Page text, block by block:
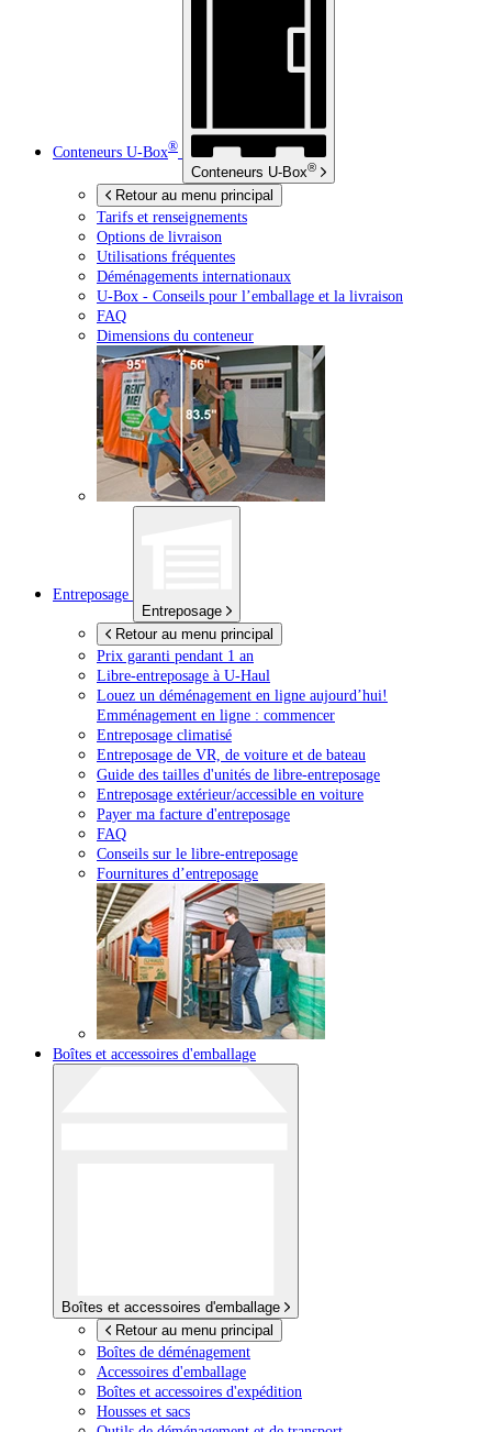
Conteneurs U-Box®
Conteneurs U-Box®
Retour au menu principal
Tarifs et renseignements
Options de livraison
Utilisations fréquentes
Déménagements internationaux
U-Box - Conseils pour l’emballage et la livraison
FAQ
Dimensions du conteneur
Entreposage
Entreposage
Retour au menu principal
Prix garanti pendant 1 an
Libre-entreposage à U-Haul
Louez un déménagement en ligne aujourd’hui!
Emménagement en ligne : commencer
Entreposage climatisé
Entreposage de VR, de voiture et de bateau
Guide des tailles d'unités de libre-entreposage
Entreposage extérieur/accessible en voiture
Payer ma facture d'entreposage
FAQ
Conseils sur le libre-entreposage
Fournitures d’entreposage
Boîtes et accessoires d'emballage
Boîtes et accessoires d'emballage
Retour au menu principal
Boîtes de déménagement
Accessoires d'emballage
Boîtes et accessoires d'expédition
Housses et sacs